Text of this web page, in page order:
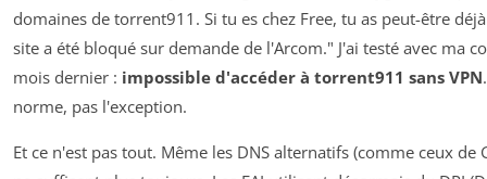
domaines de torrent911. Si tu es chez Free, tu as peut-être
site a été bloqué sur demande de l'Arcom." J'ai testé avec ma
mois dernier : impossible d'accéder à torrent911 sans VPN
norme, pas l'exception.
Et ce n'est pas tout. Même les DNS alternatifs (comme ceux de